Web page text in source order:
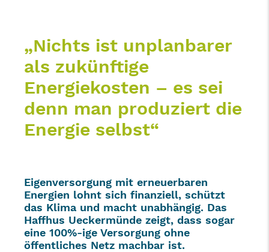
„Nichts ist unplanbarer
als zukünftige
Energiekosten – es sei
denn man produziert die
Energie selbst“
Eigenversorgung mit erneuerbaren
Energien lohnt sich finanziell, schützt
das Klima und macht unabhängig. Das
Haffhus Ueckermünde zeigt, dass sogar
eine 100%-ige Versorgung ohne
öffentliches Netz machbar ist.